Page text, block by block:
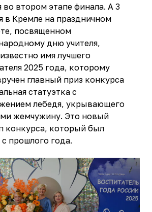
во втором этапе финала. А 3
в Кремле на праздничном
посвященном
дню учителя,
имя лучшего
2025 года, которому
главный приз конкурса
статуэтка с
лебедя, укрывающего
жемчужину. Это новый
конкурса, который был
прошлого года.